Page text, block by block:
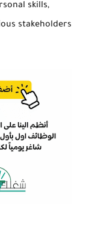
skills,
stakeholders